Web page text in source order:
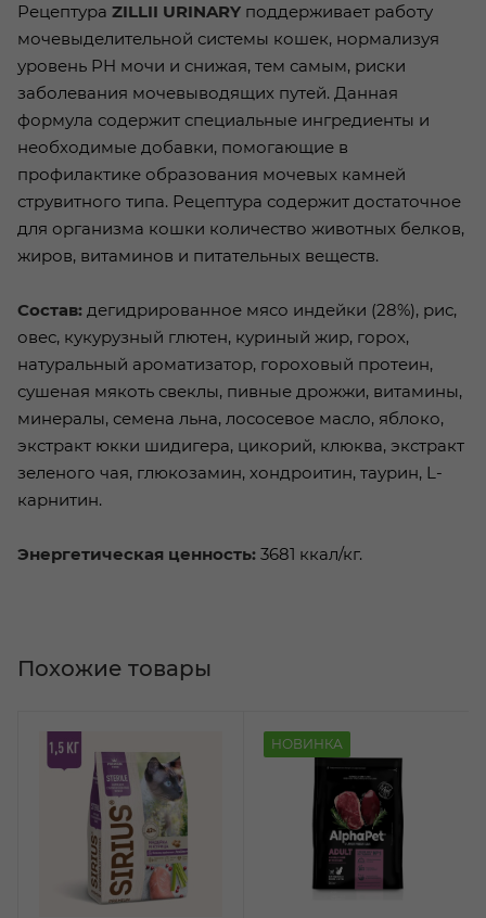
Рецептура ZILLII URINARY поддерживает работу
мочевыделительной системы кошек, нормализуя
уровень PH мочи и снижая, тем самым, риски
заболевания мочевыводящих путей. Данная
формула содержит специальные ингредиенты и
необходимые добавки, помогающие в
профилактике образования мочевых камней
струвитного типа. Рецептура содержит достаточное
для организма кошки количество животных белков,
жиров, витаминов и питательных веществ.
Состав: дегидрированное мясо индейки (28%), рис,
овес, кукурузный глютен, куриный жир, горох,
натуральный ароматизатор, гороховый протеин,
сушеная мякоть свеклы, пивные дрожжи, витамины,
минералы, семена льна, лососевое масло, яблоко,
экстракт юкки шидигера, цикорий, клюква, экстракт
зеленого чая, глюкозамин, хондроитин, таурин, L-
карнитин.
Энергетическая ценность: 3681 ккал/кг.
НОВИНКА
Похожие товары